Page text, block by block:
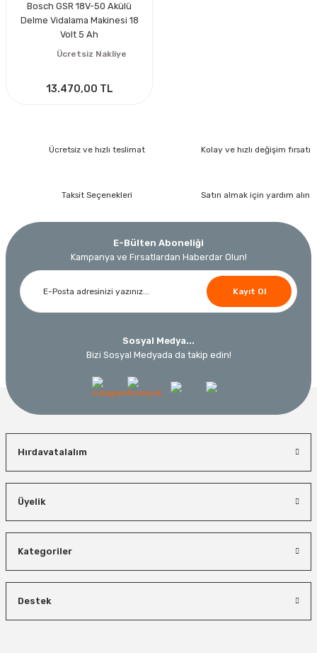
Bosch GSR 18V-50 Akülü
Delme Vidalama Makinesi 18
Volt 5 Ah
Ücretsiz Nakliye
13.470,00 TL
Ücretsiz ve hızlı teslimat Kolay ve hızlı değişim fırsatı
Taksit Seçenekleri Satın almak için yardım alın
E-Bülten Aboneliği
Kampanya ve Fırsatlardan Haberdar Olun!
Kayıt Ol
Sosyal Medya...
Bizi Sosyal Medyada da takip edin!
Hırdavatalalım
Üyelik
Kategoriler
Destek